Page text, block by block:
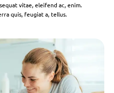
vitae, eleifend ac, enim.
quis, feugiat a, tellus.